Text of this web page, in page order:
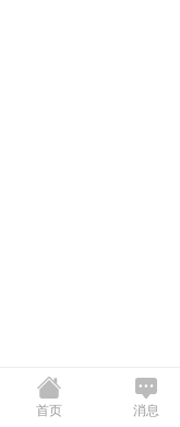
首页 消息